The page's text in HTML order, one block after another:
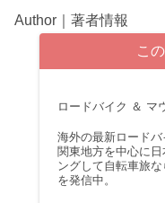
Author｜著者情報
こ
ロードバイク ＆ マ
海外の最新ロードバ
関東地方を中心に
ングして自転車旅
を発信中。